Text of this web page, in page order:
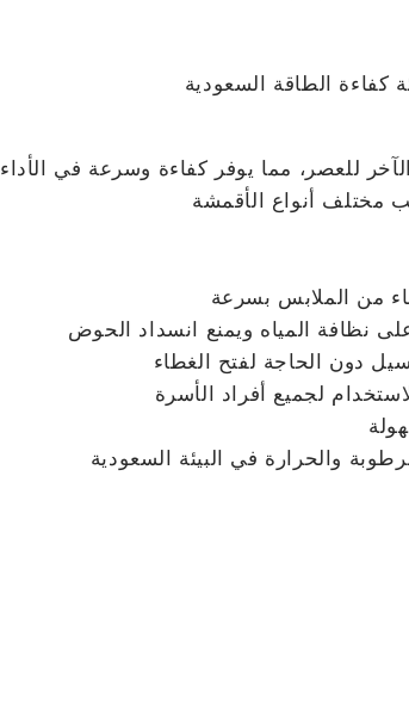
الطاقة السعودية
للعصر، مما يوفر كفاءة وسرعة في الأداء
مختلف أنواع الأقمشة
من الملابس بسرعة
نظافة المياه ويمنع انسداد الحوض
دون الحاجة لفتح الغطاء
لجميع أفراد الأسرة
والحرارة في البيئة السعودية